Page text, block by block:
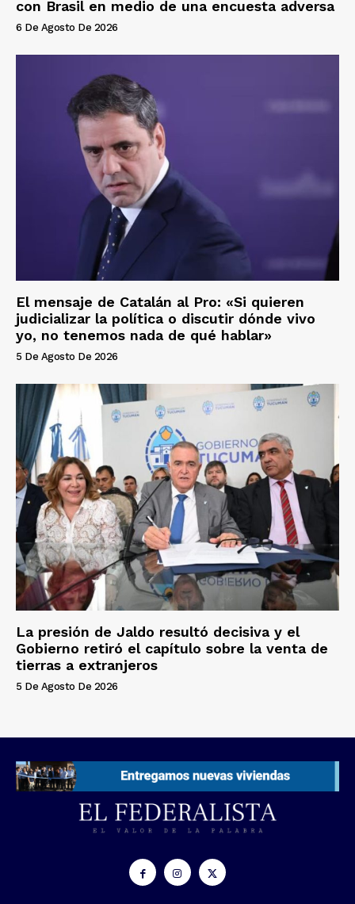
con Brasil en medio de una encuesta adversa
6 De Agosto De 2026
El mensaje de Catalán al Pro: «Si quieren
judicializar la política o discutir dónde vivo
yo, no tenemos nada de qué hablar»
5 De Agosto De 2026
La presión de Jaldo resultó decisiva y el
Gobierno retiró el capítulo sobre la venta de
tierras a extranjeros
5 De Agosto De 2026